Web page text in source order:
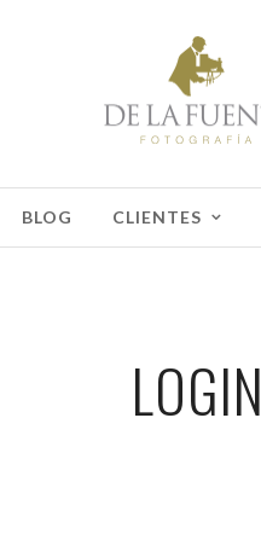
BLOG CLIENTES
LOGIN